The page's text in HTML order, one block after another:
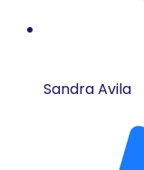
Sandra Avila